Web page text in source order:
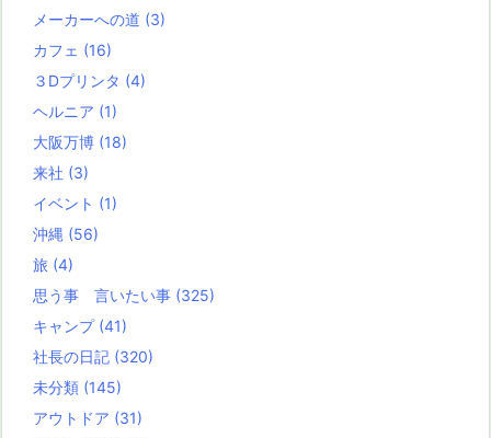
メーカーへの道 (3)
カフェ (16)
３Dプリンタ (4)
ヘルニア (1)
大阪万博 (18)
来社 (3)
イベント (1)
沖縄 (56)
旅 (4)
思う事 言いたい事 (325)
キャンプ (41)
社長の日記 (320)
未分類 (145)
アウトドア (31)